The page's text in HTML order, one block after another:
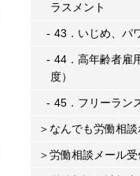
ラスメント
43．いじめ、パ
44．高年齢者雇
度）
45．フリーラン
なんでも労働相
労働相談メール受